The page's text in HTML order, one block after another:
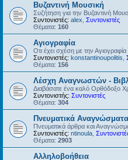
Βυζαντινή Μουσική
Συζήτηση για την Βυζαντινή
Συντονιστές: alex Συντονιστές
Θέματα: 160
Αγιογραφία
Οτι έχει σχέση με την
Συντονιστές: konstantinoupolitis
Θέματα: 156
Λέσχη Αναγνωστών -
Διαβάσατε ένα καλό Ορθόδοξο
Συντονιστής: Συντονιστές
Θέματα: 304
Πνευματικά Αναγνώσματα
Πνευματικά άρθρα και
Συντονιστές: ntinoula
Θέματα: 2903
Αλληλοβοήθεια